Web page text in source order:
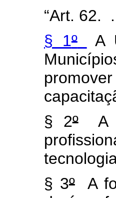
“Art. 62.
§ 1º
A
§ 2ºA
§ 3ºA